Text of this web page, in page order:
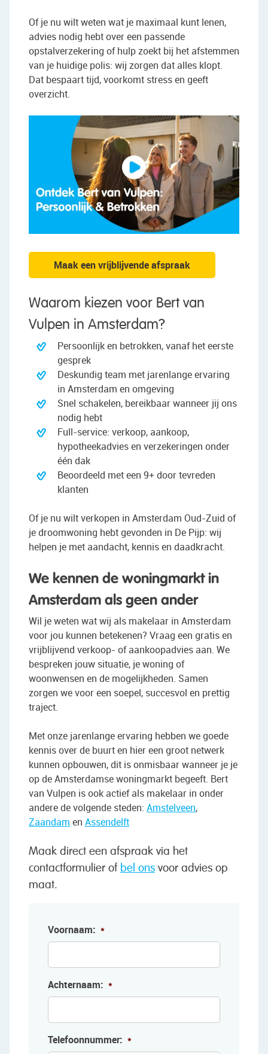
Of je nu wilt weten wat je maximaal kunt lenen,
advies nodig hebt over een passende
opstalverzekering of hulp zoekt bij het afstemmen
van je huidige polis: wij zorgen dat alles klopt.
Dat bespaart tijd, voorkomt stress en geeft
overzicht.
Maak een vrijblijvende afspraak
Waarom kiezen voor Bert van
Vulpen in Amsterdam?
Persoonlijk en betrokken, vanaf het eerste
gesprek
Deskundig team met jarenlange ervaring
in Amsterdam en omgeving
Snel schakelen, bereikbaar wanneer jij ons
nodig hebt
Full-service: verkoop, aankoop,
hypotheekadvies en verzekeringen onder
één dak
Beoordeeld met een 9+ door tevreden
klanten
Of je nu wilt verkopen in Amsterdam Oud-Zuid of
je droomwoning hebt gevonden in De Pijp: wij
helpen je met aandacht, kennis en daadkracht.
We kennen de woningmarkt in
Amsterdam als geen ander
Wil je weten wat wij als makelaar in Amsterdam
voor jou kunnen betekenen? Vraag een gratis en
vrijblijvend verkoop- of aankoopadvies aan. We
bespreken jouw situatie, je woning of
woonwensen en de mogelijkheden. Samen
zorgen we voor een soepel, succesvol en prettig
traject.
Met onze jarenlange ervaring hebben we goede
kennis over de buurt en hier een groot netwerk
kunnen opbouwen, dit is onmisbaar wanneer je je
op de Amsterdamse woningmarkt begeeft. Bert
van Vulpen is ook actief als makelaar in onder
andere de volgende steden: Amstelveen,
Zaandam en Assendelft
Maak direct een afspraak via het
contactformulier of bel ons voor advies op
maat.
Voornaam: *
Achternaam: *
Telefoonnummer: *